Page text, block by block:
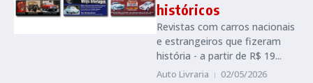
históricos
Revistas com carros nacionais
e estrangeiros que fizeram
história - a partir de R$ 19...
Auto Livraria 02/05/2026